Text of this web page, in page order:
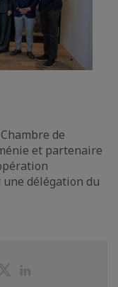
de
et partenaire
une délégation du
Partager